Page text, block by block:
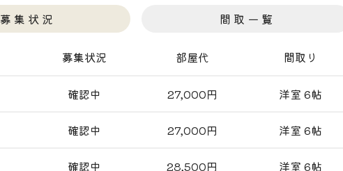
募 集 状 況
募集状況 部屋代 間取り
確認中 27,000円 洋室 6帖
確認中 27,000円 洋室 6帖
確認中 28,500円 洋室 6帖
間 取 一 覧